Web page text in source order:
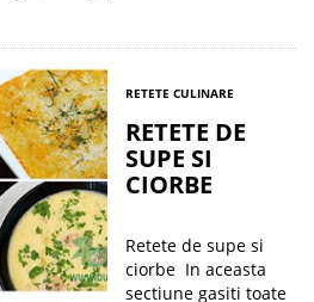
RETETE CULINARE
RETETE DE
SUPE SI
CIORBE
Retete de supe si
ciorbe In aceasta
sectiune gasiti toate